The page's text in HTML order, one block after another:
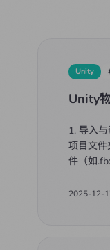
Unity
Unity
1. 导入
项目文
件（如
2025-12-